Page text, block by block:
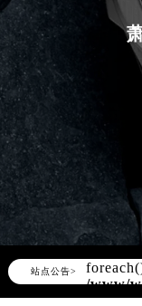
站点公告>
Warning
line180